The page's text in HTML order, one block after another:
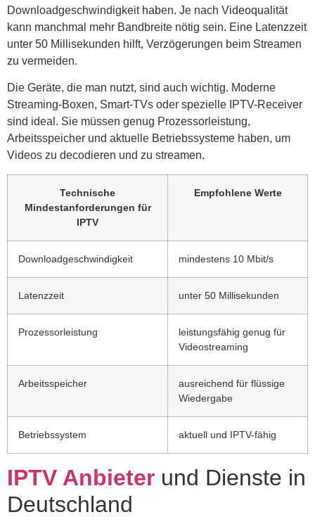
Downloadgeschwindigkeit haben. Je nach Videoqualität
kann manchmal mehr Bandbreite nötig sein. Eine Latenzzeit
unter 50 Millisekunden hilft, Verzögerungen beim Streamen
zu vermeiden.
Die Geräte, die man nutzt, sind auch wichtig. Moderne
Streaming-Boxen, Smart-TVs oder spezielle IPTV-Receiver
sind ideal. Sie müssen genug Prozessorleistung,
Arbeitsspeicher und aktuelle Betriebssysteme haben, um
Videos zu decodieren und zu streamen.
Technische
Mindestanforderungen für
IPTV
Empfohlene Werte
Downloadgeschwindigkeit mindestens 10 Mbit/s
Latenzzeit unter 50 Millisekunden
Prozessorleistung
leistungsfähig genug für
Videostreaming
Arbeitsspeicher
ausreichend für flüssige
Wiedergabe
Betriebssystem aktuell und IPTV-fähig
IPTV Anbieter und Dienste in
Deutschland